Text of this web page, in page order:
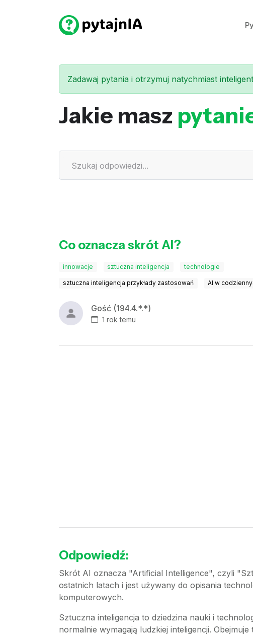
Zadawaj pytania i otrzymuj natychmiast
Jakie masz
Co oznacza skrót AI?
innowacje sztuczna inteligencja technologie
sztuczna inteligencja przykłady zastosowań AI w
Gość (194.4.*.*)
1 rok temu
Odpowiedź:
Skrót AI oznacza "Artificial Intelligence", czyli
ostatnich latach i jest używany do opisania
komputerowych.
Sztuczna inteligencja to dziedzina nauki i
normalnie wymagają ludzkiej inteligencji.